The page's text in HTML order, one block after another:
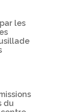
les
du